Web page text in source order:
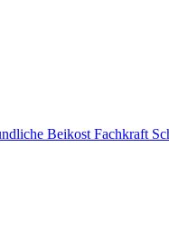
Beikost Fachkraft